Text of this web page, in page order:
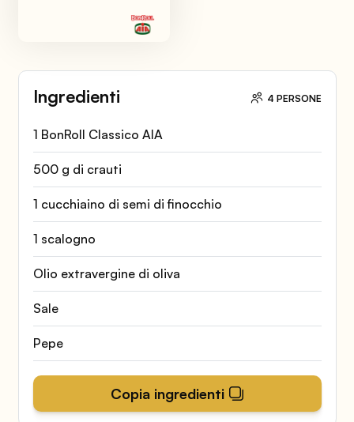
Ingredienti 4 PERSONE
1 BonRoll Classico AIA
500 g di crauti
1 cucchiaino di semi di finocchio
1 scalogno
Olio extravergine di oliva
Sale
Pepe
Copia ingredienti